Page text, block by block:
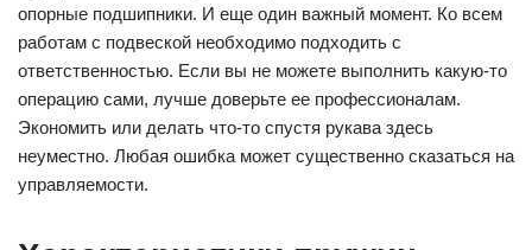
опорные подшипники. И еще один важный момент. Ко всем
работам с подвеской необходимо подходить с
ответственностью. Если вы не можете выполнить какую-то
операцию сами, лучше доверьте ее профессионалам.
Экономить или делать что-то спустя рукава здесь
неуместно. Любая ошибка может существенно сказаться на
управляемости.